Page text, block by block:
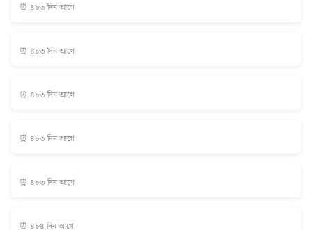
⏰ ৪৮৩ দিন আগে
⏰ ৪৮৩ দিন আগে
⏰ ৪৮৩ দিন আগে
⏰ ৪৮৩ দিন আগে
⏰ ৪৮৩ দিন আগে
⏰ ৪৮৪ দিন আগে